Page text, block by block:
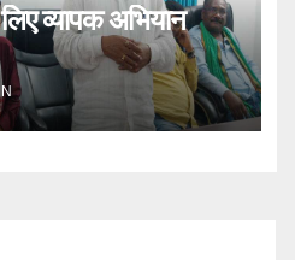
व्यापक अभियान